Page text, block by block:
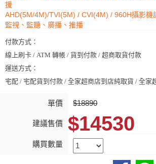
援
AHD(5M/4M)/TVI(5M) / CVI(4M) / 960H攝影機
監視、監聽、廣播、推播
付款方式：
線上刷卡 / ATM 轉帳 / 貨到付款 / 超商取貨付款
運送方式：
宅配 / 宅配貨到付款 / 全家超商店到店純取貨 / 全家
單價 $18890
建議售價 $14530
購買數量